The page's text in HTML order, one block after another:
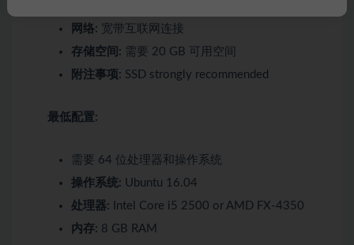
网络: 宽带互联网连接
存储空间: 需要 20 GB 可用空间
附注事项: SSD strongly recommended
最低配置:
需要 64 位处理器和操作系统
操作系统: Ubuntu 16.04
处理器: Intel Core i5 2500 or AMD FX-4350
内存: 8 GB RAM